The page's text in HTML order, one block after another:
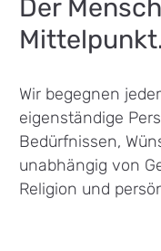
Der
Wir begegnen
eigenständige
Bedürfnissen,
unabhängig von
Religion und